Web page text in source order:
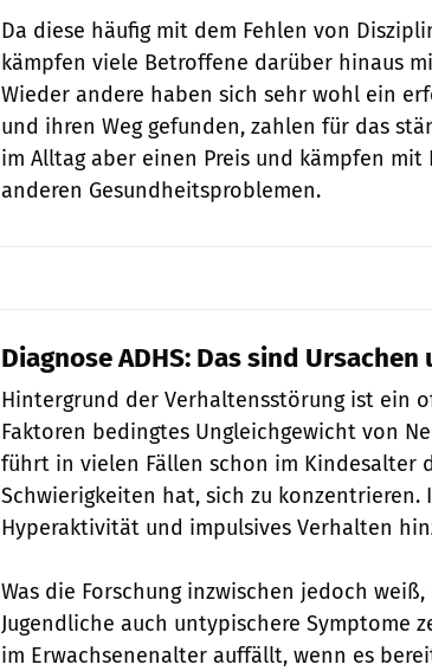
Da diese häufig mit dem Fehlen von
kämpfen viele Betroffene darüber hinaus
Wieder andere haben sich sehr wohl ein
und ihren Weg gefunden, zahlen für das
im Alltag aber einen Preis und kämpfen
anderen Gesundheitsproblemen.
Diagnose ADHS: Das sind
Hintergrund der Verhaltensstörung ist ein
Faktoren bedingtes Ungleichgewicht von
führt in vielen Fällen schon im Kindesalter
Schwierigkeiten hat, sich zu konzentrieren.
Hyperaktivität und impulsives Verhalten
Was die Forschung inzwischen jedoch
Jugendliche auch untypischere Symptome
im Erwachsenenalter auffällt, wenn es